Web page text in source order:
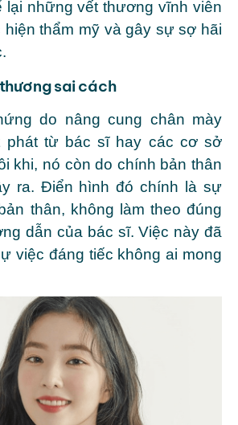
lại những vết thương vĩnh viễn
thẩm mỹ và gây sự sợ hãi
sai cách
do nâng cung chân mày
phát từ bác sĩ hay các cơ sở
khi, nó còn do chính bản thân
ra. Điển hình đó chính là sự
thân, không làm theo đúng
dẫn của bác sĩ. Việc này đã
việc đáng tiếc không ai mong